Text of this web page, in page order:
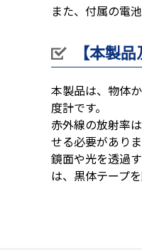
また、付属の電
【本製
本製品は、物体
度計です。
赤外線の放射率
せる必要がありま
鏡面や光を透過
は、黒体テープ